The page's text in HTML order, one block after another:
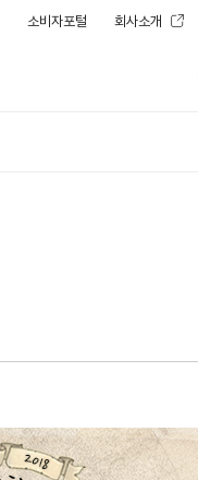
소비자포털 회사소개